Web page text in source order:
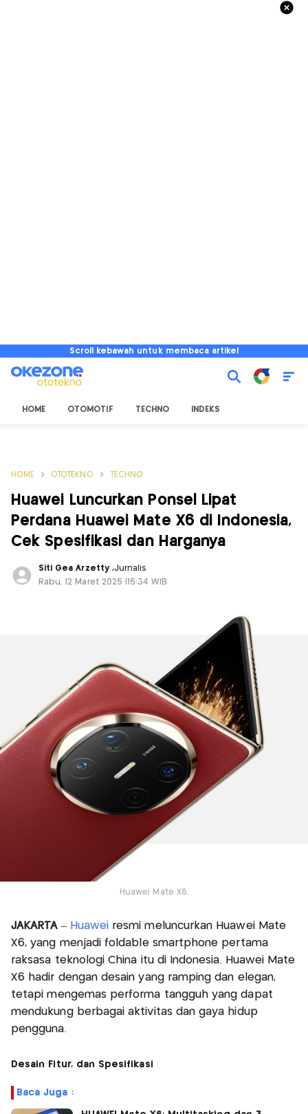
Scroll kebawah untuk membaca artikel
HOME OTOMOTIF TECHNO INDEKS
HOME OTOTEKNO TECHNO
Huawei Luncurkan Ponsel Lipat
Perdana Huawei Mate X6 di Indonesia,
Cek Spesifikasi dan Harganya
Siti Gea Arzetty ,Jurnalis
Rabu, 12 Maret 2025 |15:34 WIB
Huawei Mate X6.
JAKARTA– Huawei resmi meluncurkan Huawei Mate
X6, yang menjadi foldable smartphone pertama
raksasa teknologi China itu di Indonesia. Huawei Mate
X6 hadir dengan desain yang ramping dan elegan,
tetapi mengemas performa tangguh yang dapat
mendukung berbagai aktivitas dan gaya hidup
pengguna.
Desain Fitur, dan Spesifikasi
Baca Juga :